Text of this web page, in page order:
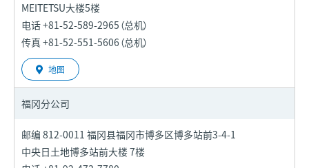
MEITETSU大楼5楼
电话 +81-52-589-2965（总机）
传真 +81-52-551-5606（总机）
地图
福冈分公司
邮编 812-0011 福冈县福冈市博多区博多站前3-4-1
中央日土地博多站前大楼 7楼